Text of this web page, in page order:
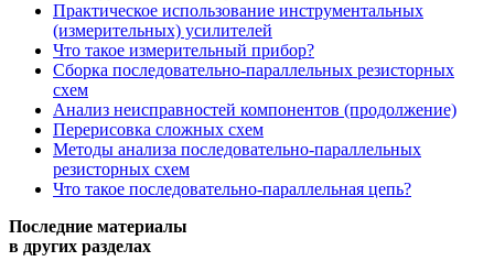
Практическое использование инструментальных
(измерительных) усилителей
Что такое измерительный прибор?
Сборка последовательно-параллельных резисторных
схем
Анализ неисправностей компонентов (продолжение)
Перерисовка сложных схем
Методы анализа последовательно-параллельных
резисторных схем
Что такое последовательно-параллельная цепь?
Последние материалы
в других разделах